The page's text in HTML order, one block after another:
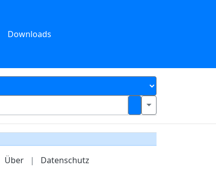
Downloads
Über | Datenschutz